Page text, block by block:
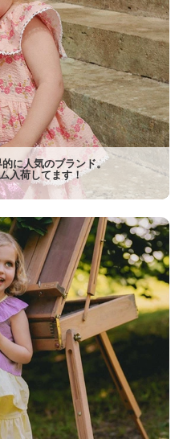
に人気のブランド。
入荷してます！